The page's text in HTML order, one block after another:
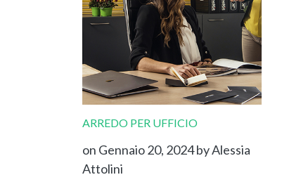
ARREDO PER UFFICIO
on Gennaio 20, 2024by Alessia
Attolini